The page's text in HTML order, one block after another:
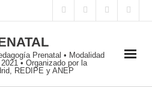
Prenatal • Modalidad
• Organizado por la
REDIPE y ANEP